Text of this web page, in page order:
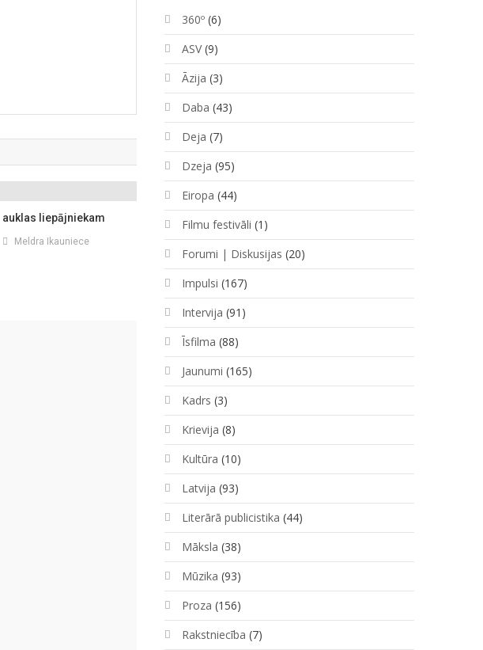
liepājniekam
Meldra Ikauniece
360º (6)
ASV(9)
Āzija (3)
Daba (43)
Deja (7)
Dzeja (95)
Eiropa (44)
Filmu festivāli (1)
Forumi | Diskusijas (20)
Impulsi (167)
Intervija (91)
Īsfilma (88)
Jaunumi (165)
Kadrs (3)
Krievija (8)
Kultūra (10)
Latvija (93)
Literārā publicistika (44)
Māksla (38)
Mūzika (93)
Proza (156)
Rakstniecība (7)